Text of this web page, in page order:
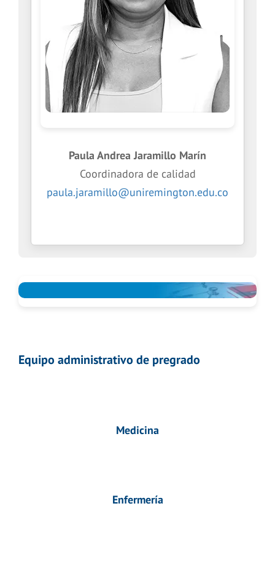
Paula Andrea Jaramillo Marín
Coordinadora de calidad
paula.jaramillo@uniremington.edu.co
Equipo administrativo de pregrado
Medicina
Enfermería